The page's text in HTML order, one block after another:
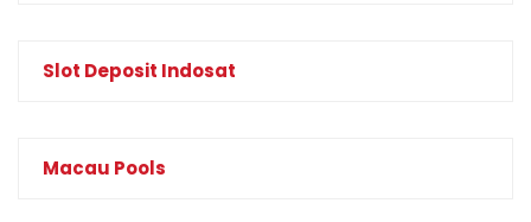
Slot Deposit Indosat
Macau Pools